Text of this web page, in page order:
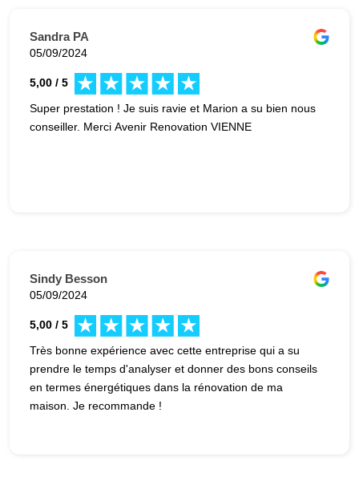
Sandra PA
05/09/2024
5,00 / 5
Super prestation ! Je suis ravie et Marion a su bien nous
conseiller. Merci Avenir Renovation VIENNE
Sindy Besson
05/09/2024
5,00 / 5
Très bonne expérience avec cette entreprise qui a su
prendre le temps d'analyser et donner des bons conseils
en termes énergétiques dans la rénovation de ma
maison. Je recommande !